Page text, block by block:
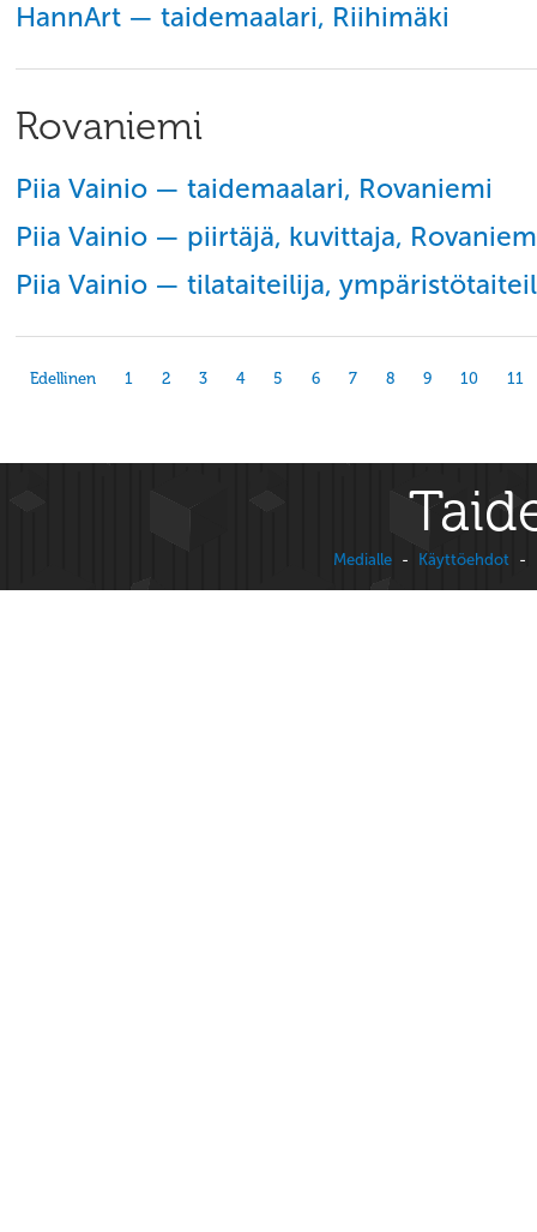
HannArt — taidemaalari, Riihimäki
Rovaniemi
Piia Vainio — taidemaalari, Rovaniemi
Piia Vainio — piirtäjä, kuvittaja,
Piia Vainio — tilataiteilija,
Edellinen 1 2 3 4 5 6 7 8 9 10 11
Medialle - Käyttöehdot -